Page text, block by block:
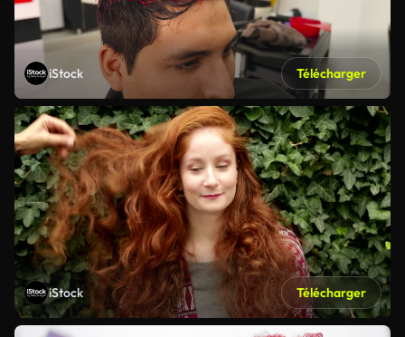
iStock Télécharger
iStock Télécharger